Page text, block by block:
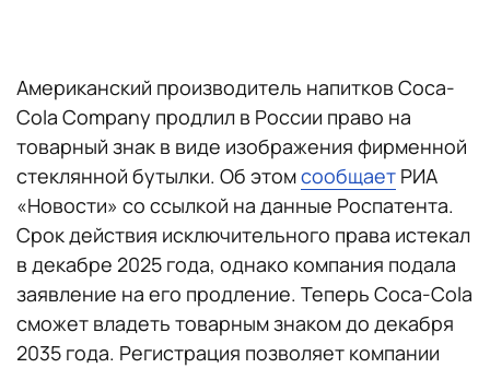
Американский производитель напитков Coca-
Cola Company продлил в России право на
товарный знак в виде изображения фирменной
стеклянной бутылки. Об этомсообщает РИА
«Новости» со ссылкой на данные Роспатента.
Срок действия исключительного права истекал
в декабре 2025 года, однако компания подала
заявление на его продление. Теперь Coca-Cola
сможет владеть товарным знаком до декабря
2035 года. Регистрация позволяет компании